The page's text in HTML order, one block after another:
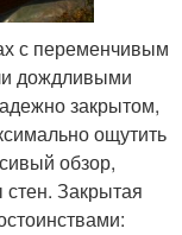
с переменчивым
дождливыми
закрытом,
ощутить
обзор,
Закрытая